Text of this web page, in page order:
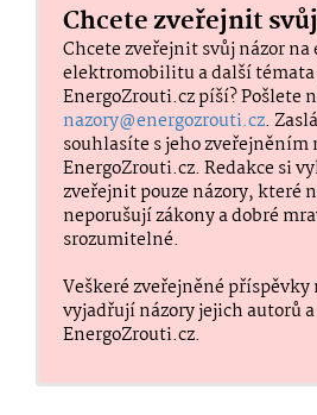
Chcete zveřejnit
Chcete zveřejnit svůj názor
elektromobilitu a další
EnergoZrouti.cz píší? Pošlete
nazory@energozrouti.cz.
souhlasíte s jeho zveřejněním
EnergoZrouti.cz. Redakce si
zveřejnit pouze názory, které
neporušují zákony a dobré
srozumitelné.
Veškeré zveřejněné
vyjadřují názory jejich autorů
EnergoZrouti.cz.